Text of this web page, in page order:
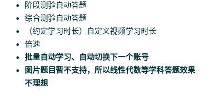
阶段测验自动答题
综合测验自动答题
（约定学习时长）自定义视频学习时长
倍速
批量自动学习、自动切换下一个账号
图片题目暂不支持，所以线性代数等学科答题效果
不理想